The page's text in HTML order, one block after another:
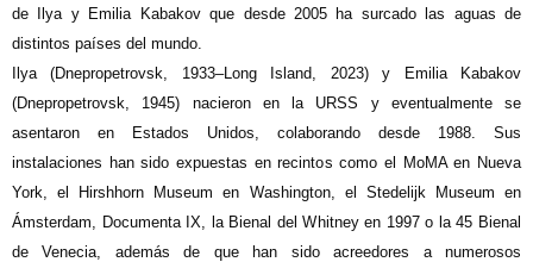
de Ilya y Emilia Kabakov que desde 2005 ha surcado las aguas de
distintos países del mundo.
Ilya (Dnepropetrovsk, 1933–Long Island, 2023) y Emilia Kabakov
(Dnepropetrovsk, 1945) nacieron en la URSS y eventualmente se
asentaron en Estados Unidos, colaborando desde 1988. Sus
instalaciones han sido expuestas en recintos como el MoMA en Nueva
York, el Hirshhorn Museum en Washington, el Stedelijk Museum en
Ámsterdam, Documenta IX, la Bienal del Whitney en 1997 o la 45 Bienal
de Venecia, además de que han sido acreedores a numerosos